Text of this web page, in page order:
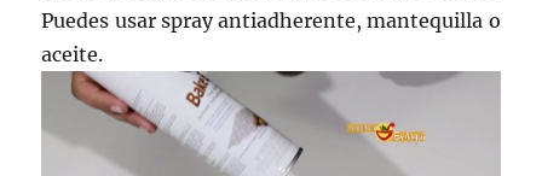
Puedes usar spray antiadherente, mantequilla o
aceite.